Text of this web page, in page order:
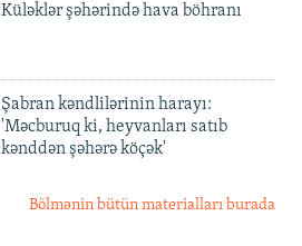
Küləklər şəhərində hava böhranı
Şabran kəndlilərinin harayı:
'Məcburuq ki, heyvanları satıb
kənddən şəhərə köçək'
Bölmənin bütün materialları burada